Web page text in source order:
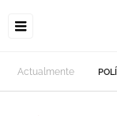
Actualmente